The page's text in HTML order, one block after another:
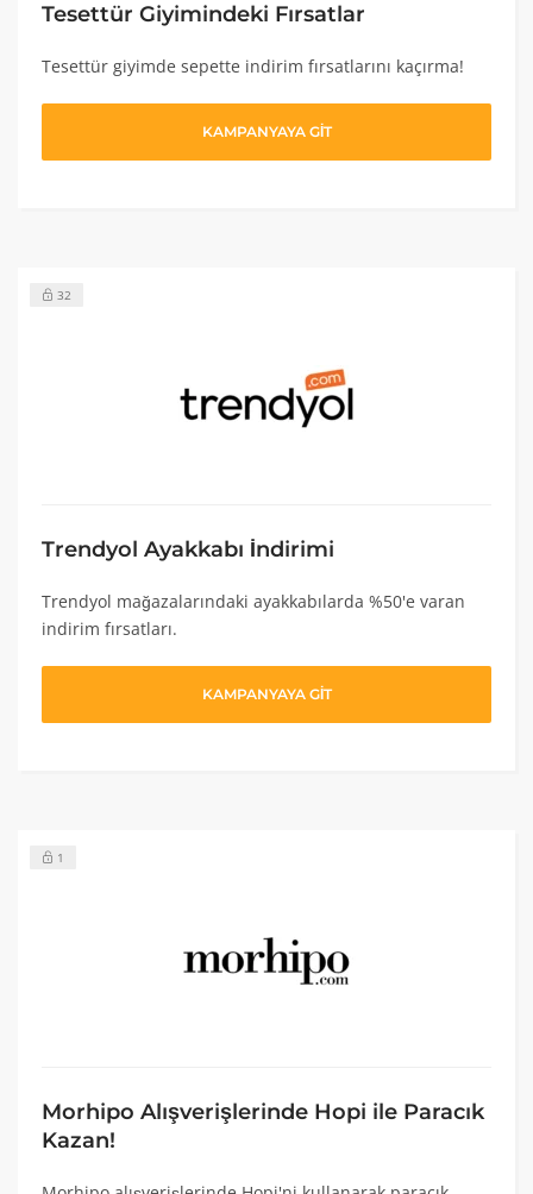
Tesettür Giyimindeki Fırsatlar
Tesettür giyimde sepette indirim fırsatlarını kaçırma!
KAMPANYAYA GİT
32
Trendyol Ayakkabı İndirimi
Trendyol mağazalarındaki ayakkabılarda %50'e varan
indirim fırsatları.
KAMPANYAYA GİT
1
Morhipo Alışverişlerinde Hopi ile Paracık
Kazan!